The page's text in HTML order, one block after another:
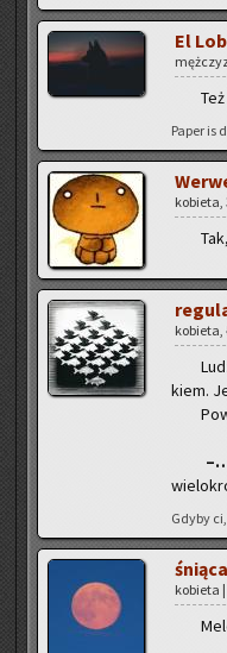
El
Paper is
ko­bie­ta,
ko­bie­ta,
kiem.
Gdyby
śnią­ca
ko­bie­ta |